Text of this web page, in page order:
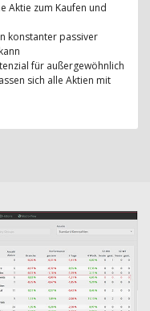
Aktie zum Kaufen und
konstanter passiver
für außergewöhnlich
sich alle Aktien mit